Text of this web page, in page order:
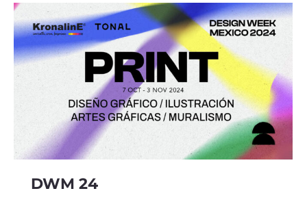
DWM 24